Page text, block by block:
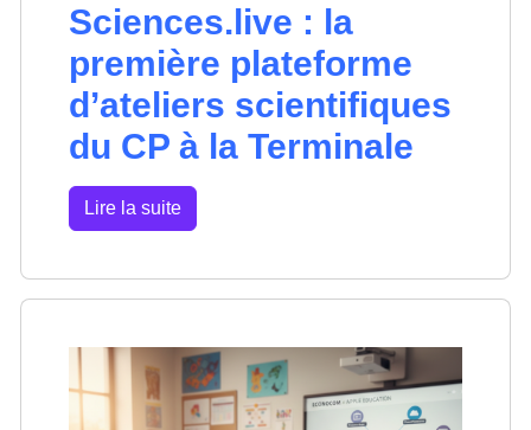
Sciences.live : la
première plateforme
d’ateliers scientifiques
du CP à la Terminale
Lire la suite